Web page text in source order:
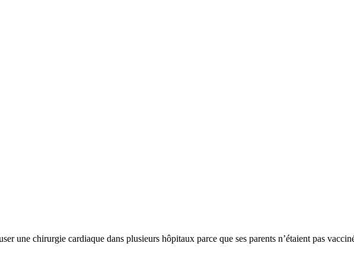
une chirurgie cardiaque dans plusieurs hôpitaux parce que ses parents n’étaient pas